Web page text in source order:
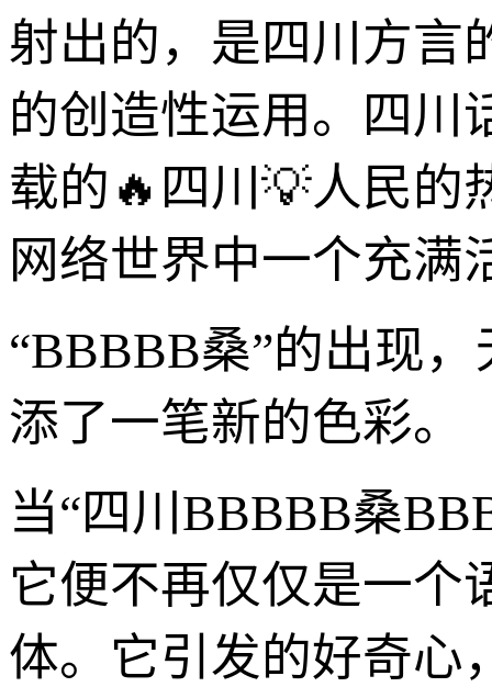
射出的，是四川方言
的创造性运用。四川
载的🔥四川💡人民的
网络世界中一个充满
“BBBBB桑”的出现
添了一笔新的色彩。
当“四川BBBBB桑
它便不再仅仅是一个
体。它引发的好奇心